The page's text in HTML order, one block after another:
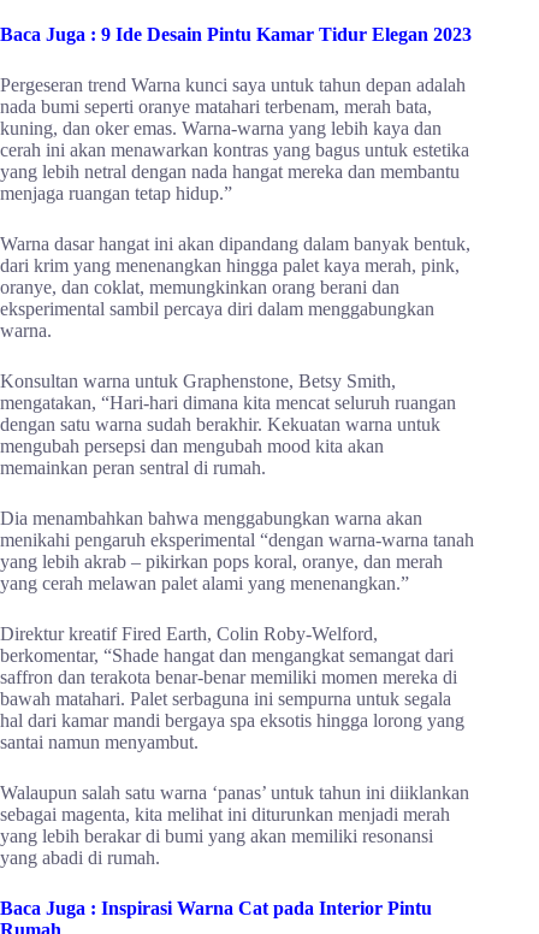
Baca Juga : 9 Ide Desain Pintu Kamar Tidur Elegan 2023
Pergeseran trend Warna kunci saya untuk tahun depan adalah
nada bumi seperti oranye matahari terbenam, merah bata,
kuning, dan oker emas. Warna-warna yang lebih kaya dan
cerah ini akan menawarkan kontras yang bagus untuk estetika
yang lebih netral dengan nada hangat mereka dan membantu
menjaga ruangan tetap hidup.”
Warna dasar hangat ini akan dipandang dalam banyak bentuk,
dari krim yang menenangkan hingga palet kaya merah, pink,
oranye, dan coklat, memungkinkan orang berani dan
eksperimental sambil percaya diri dalam menggabungkan
warna.
Konsultan warna untuk Graphenstone, Betsy Smith,
mengatakan, “Hari-hari dimana kita mencat seluruh ruangan
dengan satu warna sudah berakhir. Kekuatan warna untuk
mengubah persepsi dan mengubah mood kita akan
memainkan peran sentral di rumah.
Dia menambahkan bahwa menggabungkan warna akan
menikahi pengaruh eksperimental “dengan warna-warna tanah
yang lebih akrab – pikirkan pops koral, oranye, dan merah
yang cerah melawan palet alami yang menenangkan.”
Direktur kreatif Fired Earth, Colin Roby-Welford,
berkomentar, “Shade hangat dan mengangkat semangat dari
saffron dan terakota benar-benar memiliki momen mereka di
bawah matahari. Palet serbaguna ini sempurna untuk segala
hal dari kamar mandi bergaya spa eksotis hingga lorong yang
santai namun menyambut.
Walaupun salah satu warna ‘panas’ untuk tahun ini diiklankan
sebagai magenta, kita melihat ini diturunkan menjadi merah
yang lebih berakar di bumi yang akan memiliki resonansi
yang abadi di rumah.
Baca Juga : Inspirasi Warna Cat pada Interior Pintu
Rumah